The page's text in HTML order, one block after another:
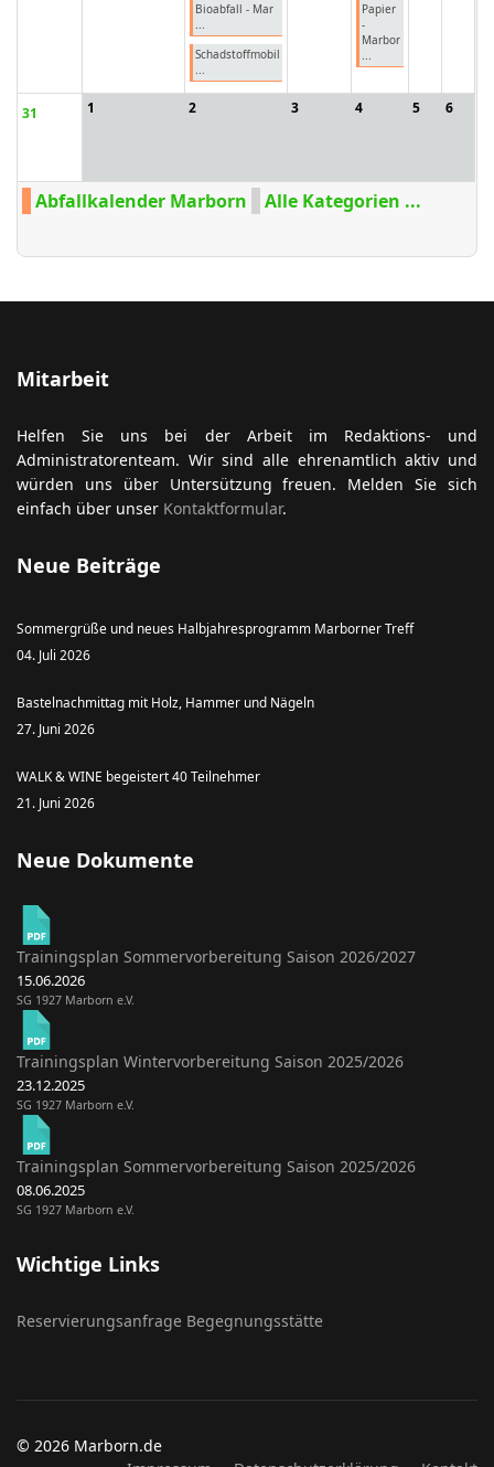
Bioabfall - Mar
...
Schadstoffmobil
...
Papier
-
Marbor
...
31 1 2 3 4 5 6
Abfallkalender Marborn Alle Kategorien ...
Mitarbeit
Helfen Sie uns bei der Arbeit im Redaktions- und
Administratorenteam. Wir sind alle ehrenamtlich aktiv und
würden uns über Untersützung freuen. Melden Sie sich
einfach über unser Kontaktformular.
Neue Beiträge
Sommergrüße und neues Halbjahresprogramm Marborner Treff
04. Juli 2026
Bastelnachmittag mit Holz, Hammer und Nägeln
27. Juni 2026
WALK & WINE begeistert 40 Teilnehmer
21. Juni 2026
Neue Dokumente
Trainingsplan Sommervorbereitung Saison 2026/2027
15.06.2026
SG 1927 Marborn e.V.
Trainingsplan Wintervorbereitung Saison 2025/2026
23.12.2025
SG 1927 Marborn e.V.
Trainingsplan Sommervorbereitung Saison 2025/2026
08.06.2025
SG 1927 Marborn e.V.
Wichtige Links
Reservierungsanfrage Begegnungsstätte
© 2026 Marborn.de